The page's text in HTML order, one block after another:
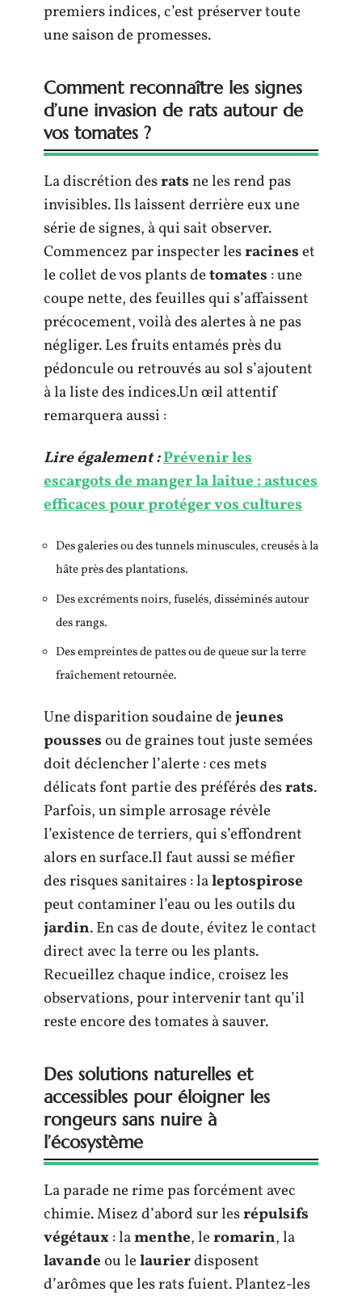
premiers indices, c’est préserver toute
une saison de promesses.
Comment reconnaître les signes
d’une invasion de rats autour de
vos tomates ?
La discrétion desratsne les rend pas
invisibles. Ils laissent derrière eux une
série de signes, à qui sait observer.
Commencez par inspecter lesracineset
le collet de vos plants detomates : une
coupe nette, des feuilles qui s’affaissent
précocement, voilà des alertes à ne pas
négliger. Les fruits entamés près du
pédoncule ou retrouvés au sol s’ajoutent
à la liste des indices.Un œil attentif
remarquera aussi :
Lire également :Prévenir les
escargots de manger la laitue : astuces
efficaces pour protéger vos cultures
Des galeries ou des tunnels minuscules, creusés à la
hâte près des plantations.
Des excréments noirs, fuselés, disséminés autour
des rangs.
Des empreintes de pattes ou de queue sur la terre
fraîchement retournée.
Une disparition soudaine dejeunes
poussesou de graines tout juste semées
doit déclencher l’alerte : ces mets
délicats font partie des préférés desrats.
Parfois, un simple arrosage révèle
l’existence de terriers, qui s’effondrent
alors en surface.Il faut aussi se méfier
des risques sanitaires : laleptospirose
peut contaminer l’eau ou les outils du
jardin. En cas de doute, évitez le contact
direct avec la terre ou les plants.
Recueillez chaque indice, croisez les
observations, pour intervenir tant qu’il
reste encore des tomates à sauver.
Des solutions naturelles et
accessibles pour éloigner les
rongeurs sans nuire à
l’écosystème
La parade ne rime pas forcément avec
chimie. Misez d’abord sur lesrépulsifs
végétaux: lamenthe, leromarin, la
lavandeou lelaurierdisposent
d’arômes que les rats fuient. Plantez-les